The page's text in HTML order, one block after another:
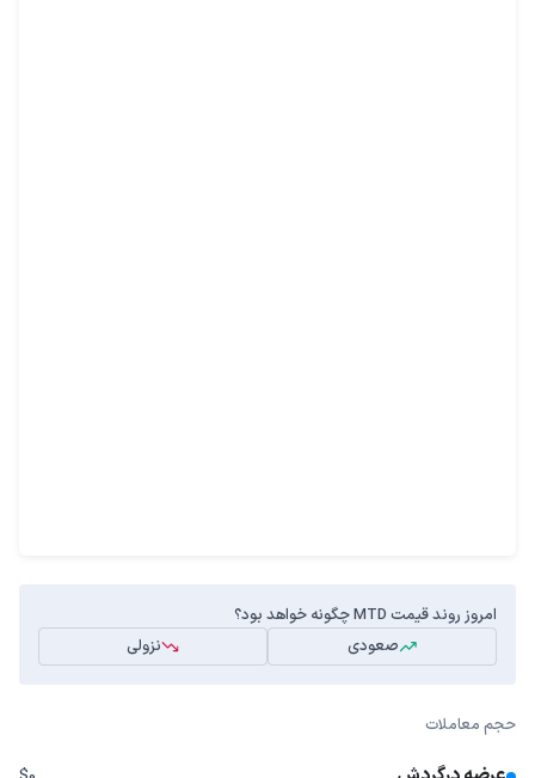
امروز روند قیمت MTD چگونه خواهد بود؟
صعودی
نزولی
حجم معاملات